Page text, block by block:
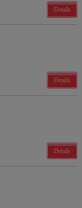
Details
Details
Details